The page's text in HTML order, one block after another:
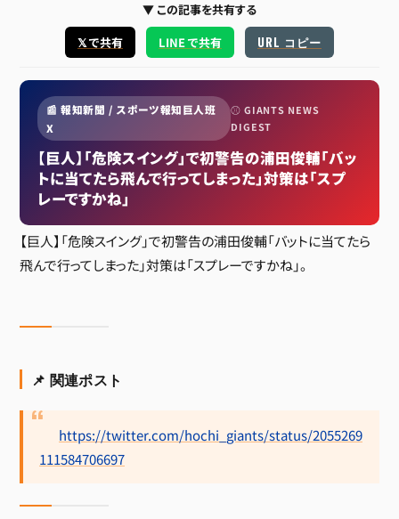
▼ この記事を共有する
𝕏 で共有
LINE で共有 URL コピー
📰 報知新聞 / スポーツ報知巨人班
X
⚾ GIANTS NEWS
DIGEST
【巨人】「危険スイング」で初警告の浦田俊輔「バッ
トに当てたら飛んで行ってしまった」対策は「スプ
レーですかね」
【巨人】「危険スイング」で初警告の浦田俊輔「バットに当てたら
飛んで行ってしまった」対策は「スプレーですかね」。
📌 関連ポスト
https://twitter.com/hochi_giants/status/2055269
111584706697